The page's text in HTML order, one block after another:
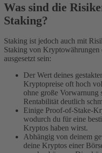
Was sind die
Staking?
Staking ist jedoch auch mit
Staking von
ausgesetzt sein:
Der Wert deines
Kryptopreise oft hoch
ohne große Vorwarnung
Rentabilität deutlich
Einige Proof-of-Stake-
wodurch du für eine
Kryptos haben wirst.
Abhängig von deinem
deine Kryptos einer